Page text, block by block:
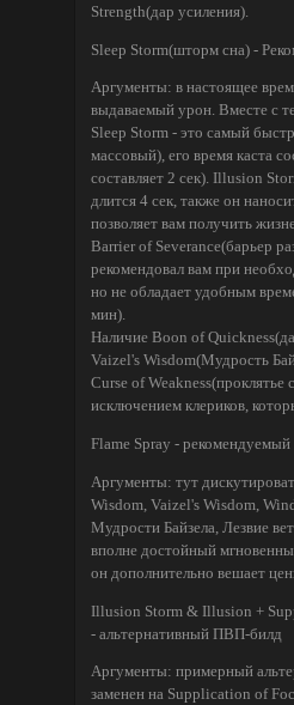
Strength(дар усиления).
Sleep Storm(шторм сна) -
Аргументы: в настоящее
выдаваемый урон. Вместе с
Sleep Storm - это самый
массовый), его время каста
составляет 2 сек). Illusion
длится 4 сек, также он
позволяет вам получить
Barrier of Severance(барьер
рекомендовал вам при
но не обладает удобным
мин).
Наличие Boon of
Vaizel's Wisdom(Мудрость
Curse of
исключением клериков,
Flame Spray -
Аргументы: тут
Wisdom, Vaizel's Wisdom,
Мудрости Байзела, Лезвие
вполне достойный
он дополнительно вешает
Illusion Storm & Illusion +
- альтернативный ПВП-билд
Аргументы: примерный
заменен на Supplication of